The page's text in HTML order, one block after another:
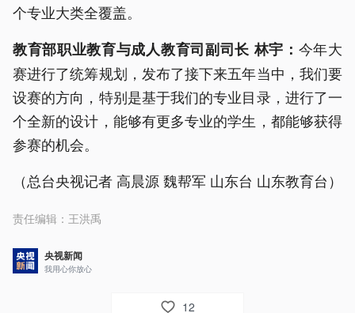
个专业大类全覆盖。
教育部职业教育与成人教育司副司长 林宇： 今年大
赛进行了统筹规划，发布了接下来五年当中，我们要
设赛的方向，特别是基于我们的专业目录，进行了一
个全新的设计，能够有更多专业的学生，都能够获得
参赛的机会。
（总台央视记者 高晨源 魏帮军 山东台 山东教育台）
责任编辑： 王洪禹
央视新闻
我用心你放心
12